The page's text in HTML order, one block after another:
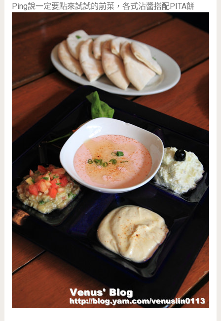
Ping說一定要點來試試的前菜，各式沾醬搭配PITA餅